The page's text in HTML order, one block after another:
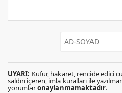
UYARI: Küfür, hakaret, rencide edici
saldırı içeren, imla kuralları ile
yorumlaronaylanmamaktadır.